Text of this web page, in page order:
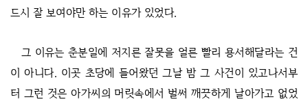
드시 잘 보여야만 하는 이유가 있었다.
그 이유는 춘분일에 저지른 잘못을 얼른 빨리 용서해달라는 건
이 아니다. 이곳 초당에 들어왔던 그날 밤 그 사건이 있고나서부
터 그런 것은 아가씨의 머릿속에서 벌써 깨끗하게 날아가고 없었